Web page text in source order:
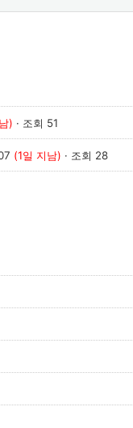
) · 조회 51
(1일 지남) · 조회 28